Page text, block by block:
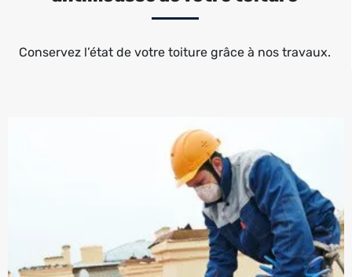
Conservez l’état de votre toiture grâce à nos travaux.